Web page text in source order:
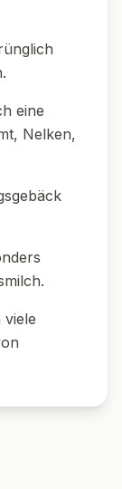
zu
ideal.